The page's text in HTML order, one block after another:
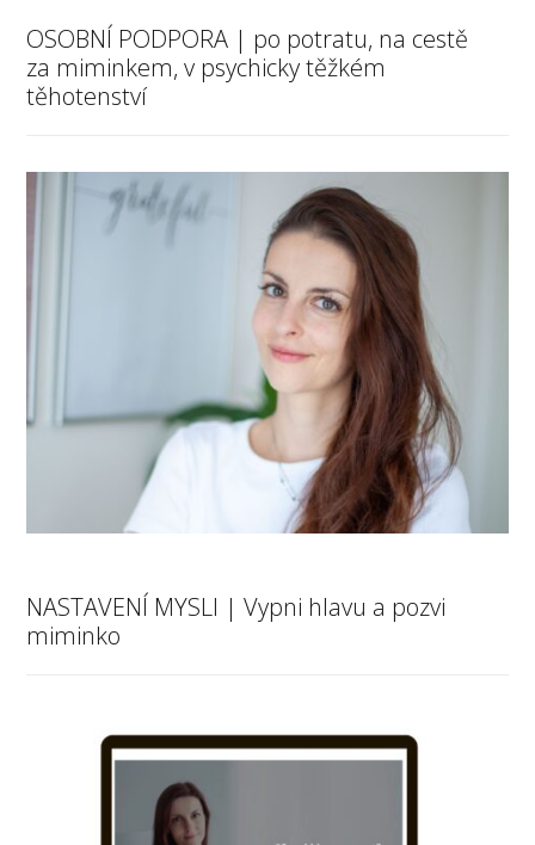
OSOBNÍ PODPORA | po potratu, na cestě
za miminkem, v psychicky těžkém
těhotenství
NASTAVENÍ MYSLI | Vypni hlavu a pozvi
miminko